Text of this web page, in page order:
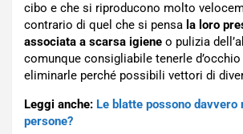
cibo e che si riproducono molto
contrario di quel che si pensa la loro
associata a scarsa igiene o pulizia
comunque consigliabile tenerle
eliminarle perché possibili vettori di
Leggi anche: Le blatte possono davvero
persone?